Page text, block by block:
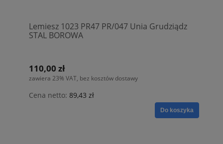
Lemiesz 1023 PR47 PR/047 Unia Grudziądz
STAL BOROWA
110,00 zł
zawiera 23% VAT, bez kosztów dostawy
Cena netto: 89,43 zł
Do koszyka